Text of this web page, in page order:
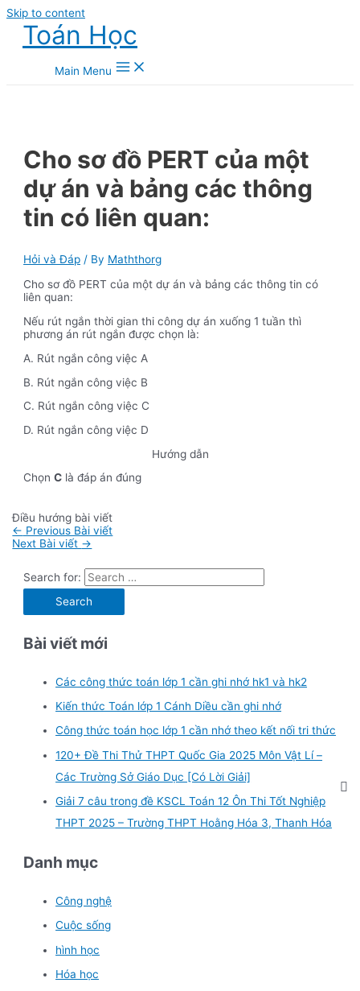
Skip to content
Toán Học
Main Menu
Cho sơ đồ PERT của một
dự án và bảng các thông
tin có liên quan:
Hỏi và Đáp / By Maththorg
Cho sơ đồ PERT của một dự án và bảng các thông tin có
liên quan:
Nếu rút ngắn thời gian thi công dự án xuống 1 tuần thì
phương án rút ngắn được chọn là:
A. Rút ngắn công việc A
B. Rút ngắn công việc B
C. Rút ngắn công việc C
D. Rút ngắn công việc D
Hướng dẫn
ChọnC là đáp án đúng
Điều hướng bài viết
← Previous Bài viết
Next Bài viết →
Search for:
Bài viết mới
Các công thức toán lớp 1 cần ghi nhớ hk1 và hk2
Kiến thức Toán lớp 1 Cánh Diều cần ghi nhớ
Công thức toán học lớp 1 cần nhớ theo kết nối tri thức
120+ Đề Thi Thử THPT Quốc Gia 2025 Môn Vật Lí –
Các Trường Sở Giáo Dục [Có Lời Giải]
Giải 7 câu trong đề KSCL Toán 12 Ôn Thi Tốt Nghiệp
THPT 2025 – Trường THPT Hoằng Hóa 3, Thanh Hóa
Danh mục
Công nghệ
Cuộc sống
hình học
Hóa học